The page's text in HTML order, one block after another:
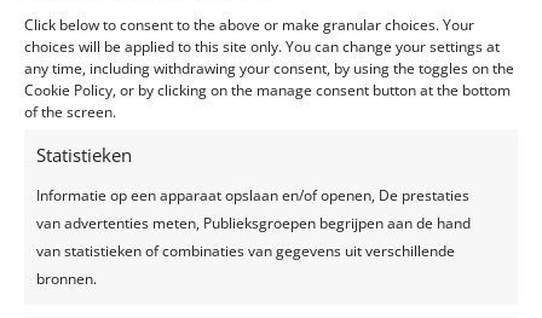
Click below to consent to the above or make granular choices. Your
choices will be applied to this site only. You can change your settings at
any time, including withdrawing your consent, by using the toggles on the
Cookie Policy, or by clicking on the manage consent button at the bottom
of the screen.
Statistieken
Informatie op een apparaat opslaan en/of openen, De prestaties
van advertenties meten, Publieksgroepen begrijpen aan de hand
van statistieken of combinaties van gegevens uit verschillende
bronnen.
Wedding fashion trends 2021
doorliesbet|apr 20, 2021|Blog
In deze blog hebben we speciaal voor jou de
welke kleuren ‘in’ zijn op dit moment en met welke
jurk en bruidskapsel jij het hart van jouw
toekomstige kan veroveren! Veel leesplezier! Het
kleurenpallet In 2021...